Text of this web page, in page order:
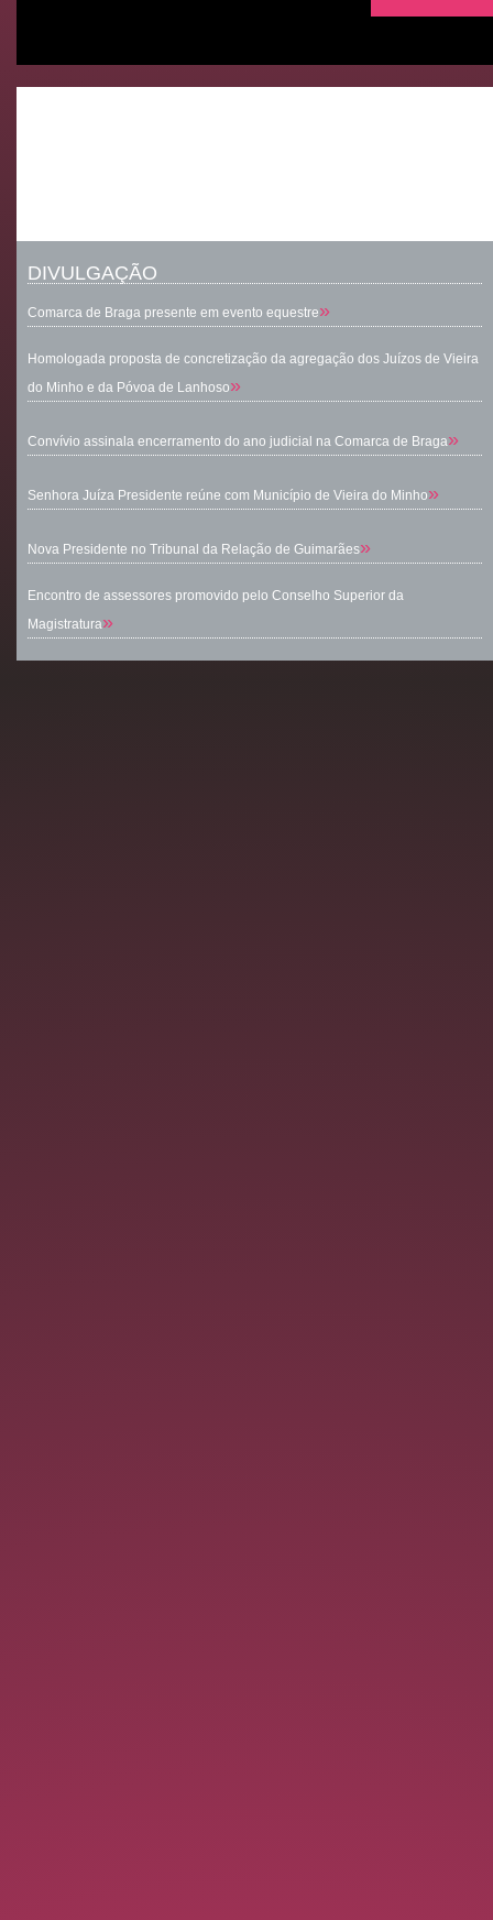
DIVULGAÇÃO
Comarca de Braga presente em evento equestre»
Homologada proposta de concretização da agregação dos Juízos de Vieira
do Minho e da Póvoa de Lanhoso»
Convívio assinala encerramento do ano judicial na Comarca de Braga»
Senhora Juíza Presidente reúne com Município de Vieira do Minho»
Nova Presidente no Tribunal da Relação de Guimarães»
Encontro de assessores promovido pelo Conselho Superior da
Magistratura»